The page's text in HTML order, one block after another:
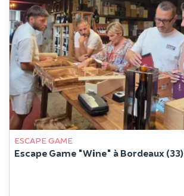
ESCAPE GAME
Escape Game "Wine" à Bordeaux (33)